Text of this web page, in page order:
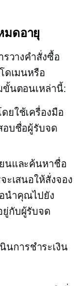
มดอายุ
วางคำสั่งซื้อ
ดเมนหรือ
นตอนเหล่านี้:
ยใช้เครื่องมือ
อบชื่อผู้รับจด
นและค้นหาชื่อ
ะเสนอให้สั่งจอง
นำคุณไปยัง
กับผู้รับจด
นการชำระเงิน